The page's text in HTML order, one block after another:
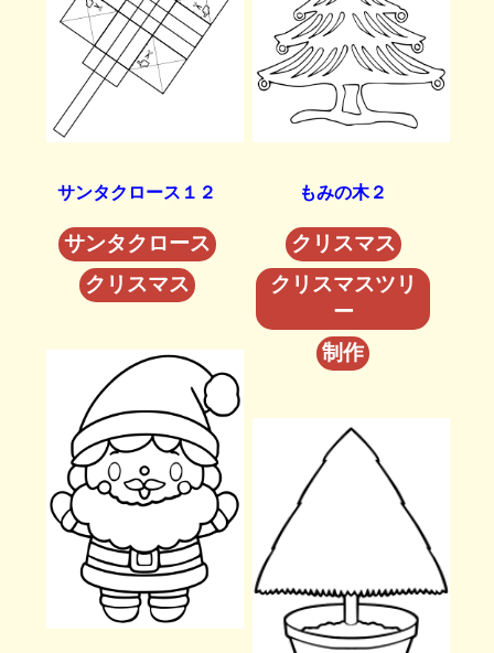
サンタクロース１２
サンタクロース
クリスマス
もみの木２
クリスマス
クリスマスツリ
ー
制作